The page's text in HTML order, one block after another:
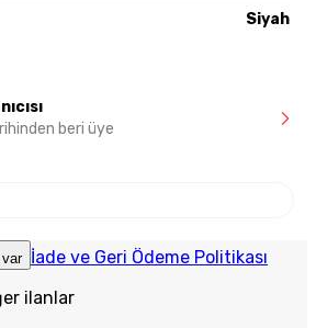
Siyah
beri üye
İade ve Geri Ödeme Politikası
ilanlar